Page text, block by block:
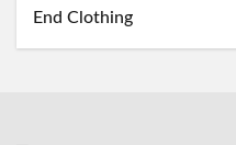
End Clothing